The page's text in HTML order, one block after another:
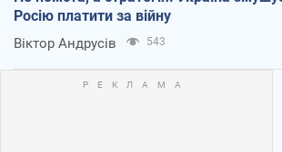
Росію платити за війну
Віктор Андрусів 543